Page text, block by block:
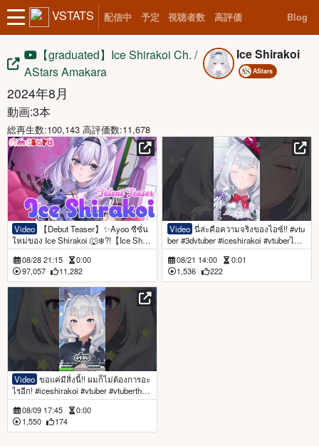
VSTATS 配信中 予定 視聴者数 高評価 Blog
【graduated】Ice Shirakoi Ch. /
AStars Amakara
Ice Shirakoi
AStars
2024年8月
動画:3本
総再生数:100,143 高評価数:11,678
Video
ใหม่ของ Ice Shirakoi 🐺❄️?!【Ice Shira
koi | Amakara】
08/28 21:15
0:00
97,057
11,282
Video
ber #3dvtuber #iceshirakoi #vtuberไทย
#vtuberclips #vtuberthai
08/21 14:00
0:01
1,536
222
Video
ไรอีก! #iceshirakoi #vtuber #vtuberthai
#3dvtuber #vtuberclips
08/09 17:45
0:00
1,550
174